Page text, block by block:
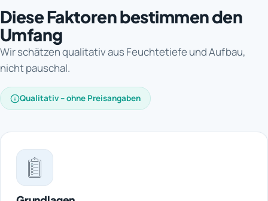
Diese Faktoren bestimmen den
Umfang
Wir schätzen qualitativ aus Feuchtetiefe und Aufbau,
nicht pauschal.
Qualitativ – ohne Preisangaben